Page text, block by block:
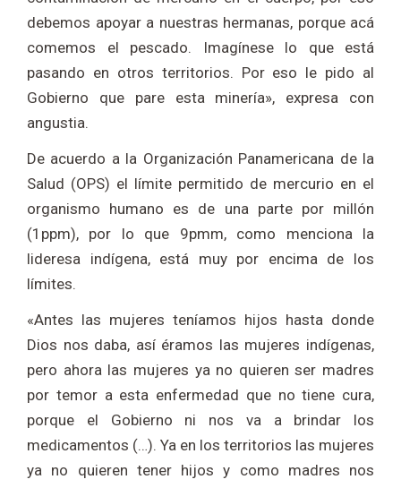
debemos apoyar a nuestras hermanas, porque acá
comemos el pescado. Imagínese lo que está
pasando en otros territorios. Por eso le pido al
Gobierno que pare esta minería», expresa con
angustia.
De acuerdo a la Organización Panamericana de la
Salud (OPS) el límite permitido de mercurio en el
organismo humano es de una parte por millón
(1ppm), por lo que 9pmm, como menciona la
lideresa indígena, está muy por encima de los
límites.
«Antes las mujeres teníamos hijos hasta donde
Dios nos daba, así éramos las mujeres indígenas,
pero ahora las mujeres ya no quieren ser madres
por temor a esta enfermedad que no tiene cura,
porque el Gobierno ni nos va a brindar los
medicamentos (…). Ya en los territorios las mujeres
ya no quieren tener hijos y como madres nos